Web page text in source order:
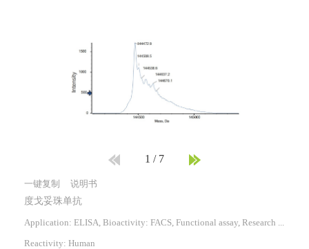
1 / 7
一键复制 说明书
度戈妥珠单抗
Application: ELISA, Bioactivity: FACS, Functional assay, Research in vivo
Reactivity: Human